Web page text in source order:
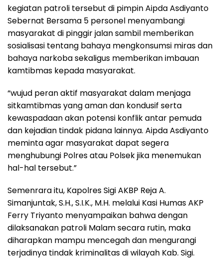
kegiatan patroli tersebut di pimpin Aipda Asdiyanto
Sebernat Bersama 5 personel menyambangi
masyarakat di pinggir jalan sambil memberikan
sosialisasi tentang bahaya mengkonsumsi miras dan
bahaya narkoba sekaligus memberikan imbauan
kamtibmas kepada masyarakat.
“wujud peran aktif masyarakat dalam menjaga
sitkamtibmas yang aman dan kondusif serta
kewaspadaan akan potensi konflik antar pemuda
dan kejadian tindak pidana lainnya. Aipda Asdiyanto
meminta agar masyarakat dapat segera
menghubungi Polres atau Polsek jika menemukan
hal-hal tersebut.”
Semenrara itu, Kapolres Sigi AKBP Reja A.
Simanjuntak, S.H., S.I.K., M.H. melalui Kasi Humas AKP
Ferry Triyanto menyampaikan bahwa dengan
dilaksanakan patroli Malam secara rutin, maka
diharapkan mampu mencegah dan mengurangi
terjadinya tindak kriminalitas di wilayah Kab. Sigi.